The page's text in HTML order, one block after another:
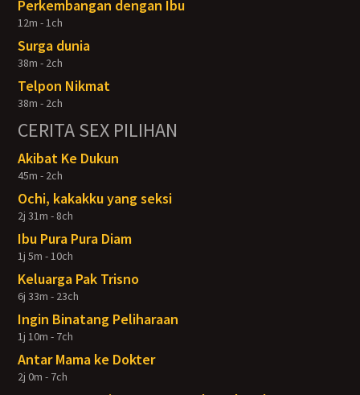
Perkembangan dengan Ibu
12m - 1ch
Surga dunia
38m - 2ch
Telpon Nikmat
38m - 2ch
CERITA SEX PILIHAN
Akibat Ke Dukun
45m - 2ch
Ochi, kakakku yang seksi
2j 31m - 8ch
Ibu Pura Pura Diam
1j 5m - 10ch
Keluarga Pak Trisno
6j 33m - 23ch
Ingin Binatang Peliharaan
1j 10m - 7ch
Antar Mama ke Dokter
2j 0m - 7ch